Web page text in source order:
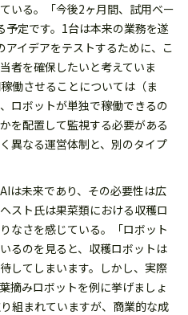
いる。「今後2ヶ月間、試用ベー
定です。1台は本来の業務を遂
イデアをテストするために、こ
者を確保したいと考えていま
働させることについては（ま
ロボットが単独で稼働できるの
を配置して監視する必要がある
異なる運営体制と、別のタイプ
は未来であり、その必要性は広
スト氏は果菜類における収穫ロ
なさを感じている。「ロボット
るのを見ると、収穫ロボットは
してしまいます。しかし、実際
摘みロボットを例に挙げましょ
組まれていますが、商業的な成